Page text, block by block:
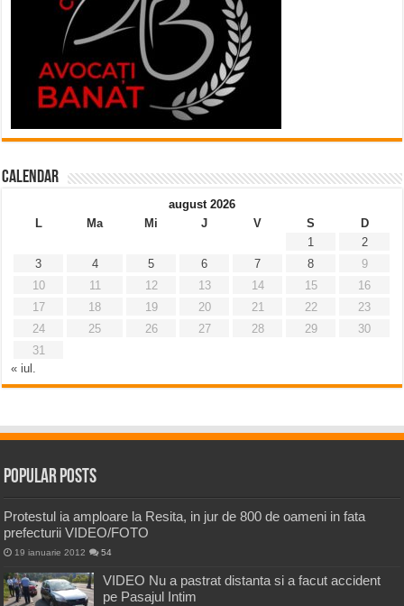
Calendar
august 2026
L
Ma Mi J V S
D
1
2
3
4 5 6 7 8
9
10
11 12 13 14 15
16
17
18 19 20 21 22
23
24
25 26 27 28 29
30
31
« iul.
Popular Posts
Protestul ia amploare la Resita, in jur de 800 de oameni in fata
prefecturii VIDEO/FOTO
19 ianuarie 2012 54
VIDEO Nu a pastrat distanta si a facut accident
pe Pasajul Intim